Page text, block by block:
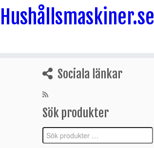
Hushållsmaskiner.se
Sociala länkar
Sök produkter
Sök
efter: